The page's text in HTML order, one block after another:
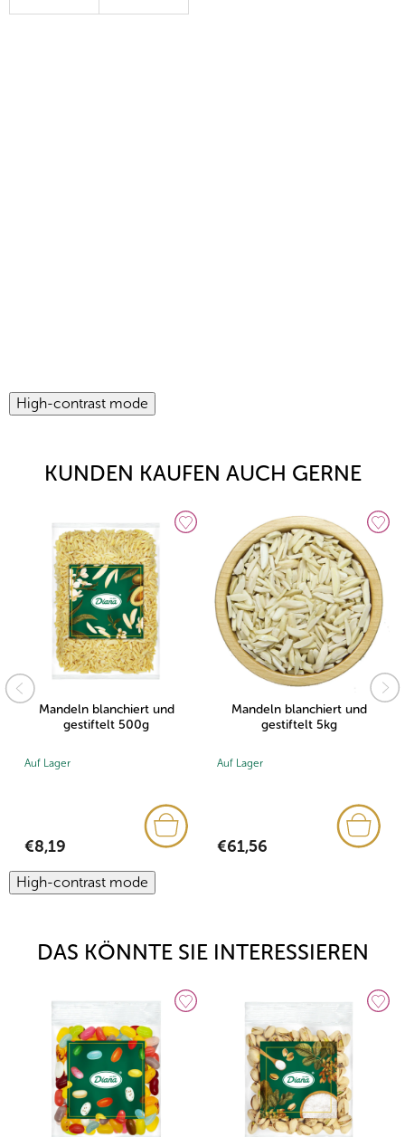
High-contrast mode
KUNDEN KAUFEN AUCH GERNE
Mandeln blanchiert und
gestiftelt 500g
Auf Lager
€8,19
Mandeln blanchiert und
gestiftelt 5kg
Auf Lager
€61,56
High-contrast mode
DAS KÖNNTE SIE INTERESSIEREN